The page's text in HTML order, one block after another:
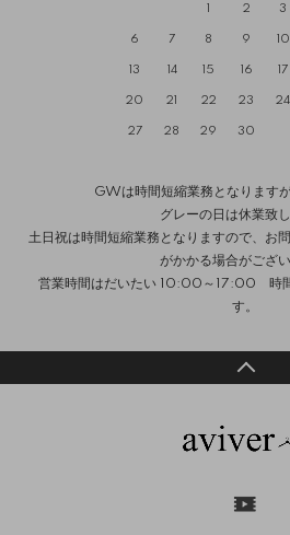
1 2 3
6 7 8 9 10
13 14 15 16 17
20 21 22 23 24
27 28 29 30
GWは時間短縮業務となります
グレーの日は休業致し
土日祝は時間短縮業務となりますので、お
がかかる場合がござい
営業時間はだいたい 10:00～17:00 時間
す。